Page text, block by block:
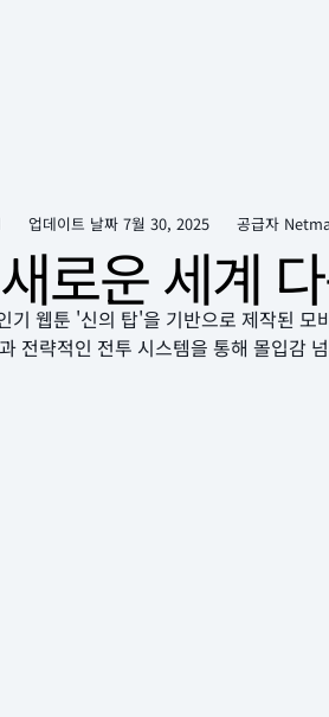
업데이트 날짜 7월 30, 2025 공급자
로운 세계
기 웹툰 '신의 탑'을 기반으로 제작된
전략적인 전투 시스템을 통해 몰입감